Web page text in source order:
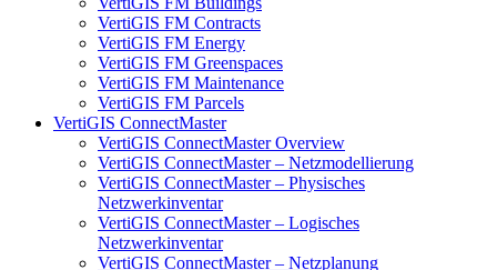
VertiGIS FM Contracts
VertiGIS FM Energy
VertiGIS FM Greenspaces
VertiGIS FM Maintenance
VertiGIS FM Parcels
VertiGIS ConnectMaster
VertiGIS ConnectMaster Overview
VertiGIS ConnectMaster – Netzmodellierung
VertiGIS ConnectMaster – Physisches
Netzwerkinventar
VertiGIS ConnectMaster – Logisches
Netzwerkinventar
VertiGIS ConnectMaster – Netzplanung